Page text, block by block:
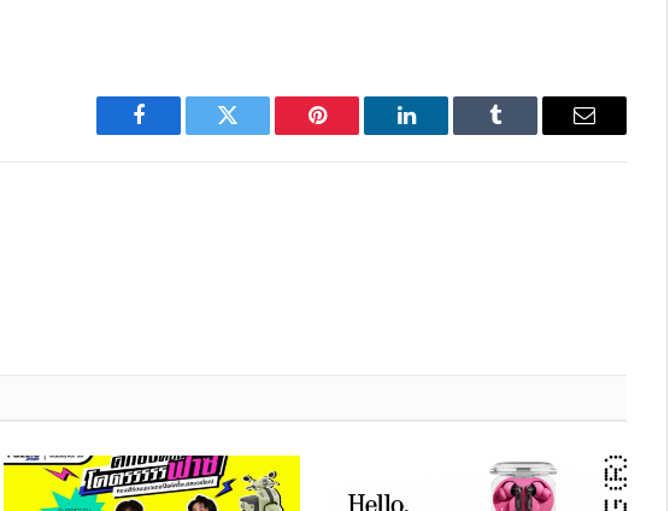
Facebook Twitter Pinterest LinkedIn Tumblr Email